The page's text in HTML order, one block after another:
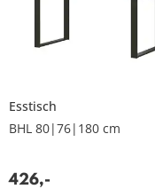
Esstisch
BHL 80|76|180 cm
426,-